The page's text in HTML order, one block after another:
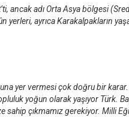
ancak adı Orta Asya bölgesi
ayrıca Karakalpakların
yer vermesi çok doğru bir
yoğun olarak yaşıyor Türk.
çıkmamız gerekiyor. Milli